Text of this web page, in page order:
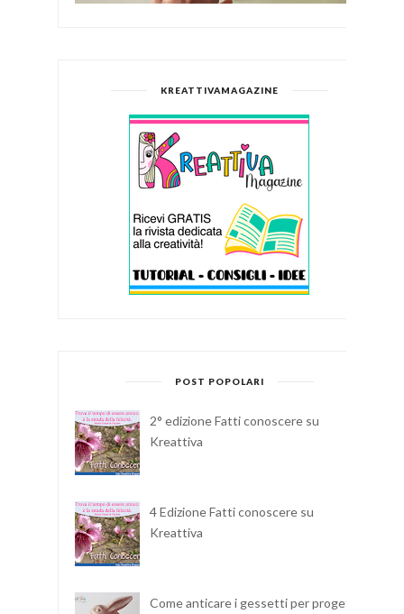
KREATTIVAMAGAZINE
POST POPOLARI
2° edizione Fatti conoscere su
Kreattiva
4 Edizione Fatti conoscere su
Kreattiva
Come anticare i gessetti per progetti